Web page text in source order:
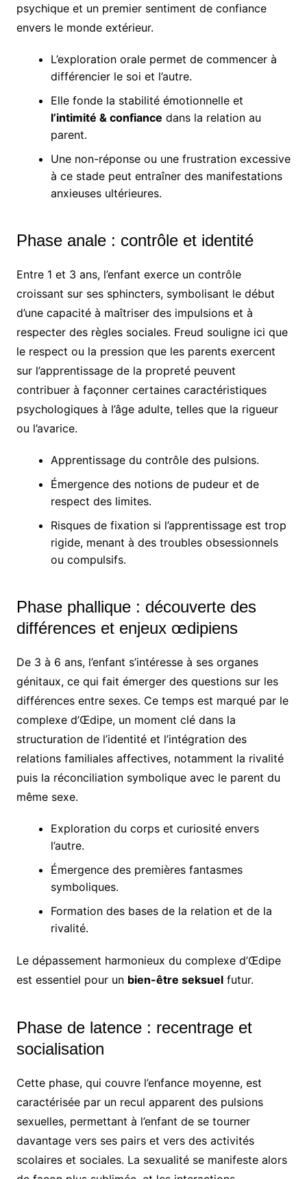
psychique et un premier sentiment de confiance
envers le monde extérieur.
L’exploration orale permet de commencer à
différencier le soi et l’autre.
Elle fonde la stabilité émotionnelle et
l’intimité & confiance dans la relation au
parent.
Une non-réponse ou une frustration excessive
à ce stade peut entraîner des manifestations
anxieuses ultérieures.
Phase anale : contrôle et identité
Entre 1 et 3 ans, l’enfant exerce un contrôle
croissant sur ses sphincters, symbolisant le début
d’une capacité à maîtriser des impulsions et à
respecter des règles sociales. Freud souligne ici que
le respect ou la pression que les parents exercent
sur l’apprentissage de la propreté peuvent
contribuer à façonner certaines caractéristiques
psychologiques à l’âge adulte, telles que la rigueur
ou l’avarice.
Apprentissage du contrôle des pulsions.
Émergence des notions de pudeur et de
respect des limites.
Risques de fixation si l’apprentissage est trop
rigide, menant à des troubles obsessionnels
ou compulsifs.
Phase phallique : découverte des
différences et enjeux œdipiens
De 3 à 6 ans, l’enfant s’intéresse à ses organes
génitaux, ce qui fait émerger des questions sur les
différences entre sexes. Ce temps est marqué par le
complexe d’Œdipe, un moment clé dans la
structuration de l’identité et l’intégration des
relations familiales affectives, notamment la rivalité
puis la réconciliation symbolique avec le parent du
même sexe.
Exploration du corps et curiosité envers
l’autre.
Émergence des premières fantasmes
symboliques.
Formation des bases de la relation et de la
rivalité.
Le dépassement harmonieux du complexe d’Œdipe
est essentiel pour un bien-être seksuelfutur.
Phase de latence : recentrage et
socialisation
Cette phase, qui couvre l’enfance moyenne, est
caractérisée par un recul apparent des pulsions
sexuelles, permettant à l’enfant de se tourner
davantage vers ses pairs et vers des activités
scolaires et sociales. La sexualité se manifeste alors